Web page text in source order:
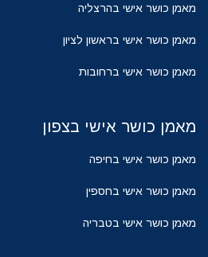
מאמן כושר אישי בהרצליה
מאמן כושר אישי בראשון לציון
מאמן כושר אישי ברחובות
מאמן כושר אישי בצפון
מאמן כושר אישי בחיפה
מאמן כושר אישי בחספין
מאמן כושר אישי בטבריה